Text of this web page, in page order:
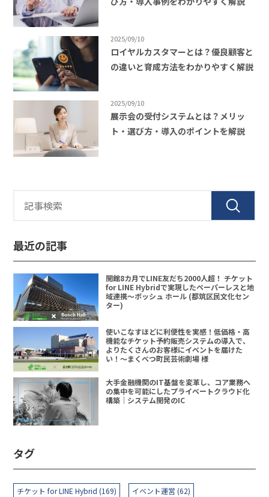
2025/09/10
ロイヤルカスタマーとは？優良顧客と
の違いと育成方法をわかりやすく解説
2025/09/10
展示会の受付システムとは？メリッ
ト・選び方・導入のポイントを解説
最近の記事
開館8カ月でLINE友だち2000人超！ チケット
for LINE Hybridで実現したペーパーレスと地
域連携〜ボッシュ ホール (都筑区民文化セン
ター)
使いこなすほどに利便性を実感！低価格・高
機能なチケット予約販売システムの導入で、
よりたくさんのお客様にイベントを届けた
い！〜まくべつ町民芸術劇場 様
大手金融機関のIT基盤を変革し、コア業務へ
の集中を可能にしたプライベートクラウド化
構築｜システム開発のIC
タグ
チケット for LINE Hybrid (169) イベント運営 (62)